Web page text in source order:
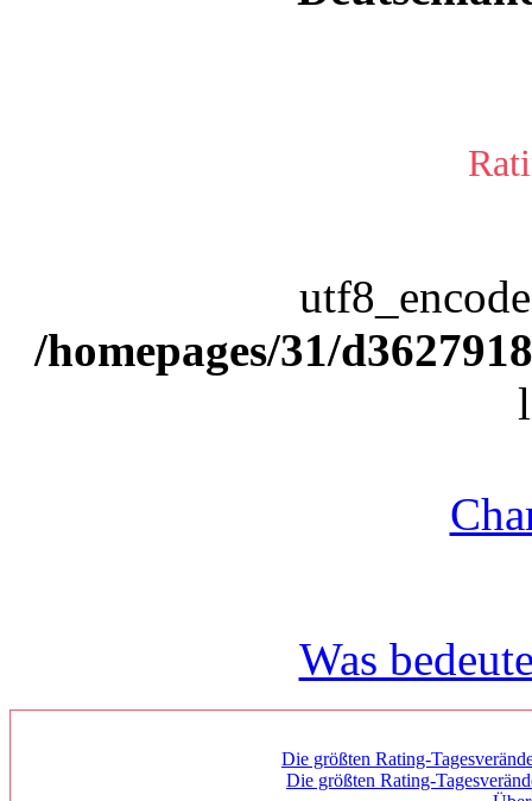
/homepages/31/
Was
Die größten Rating-
Die größten Rating-